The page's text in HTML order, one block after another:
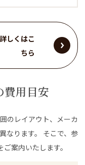
しくはこ
ちら
費用目安
のレイアウト、メーカ
なります。 そこで、参
案内いたします。